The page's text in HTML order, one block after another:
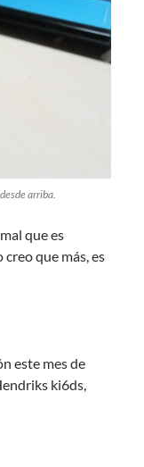
arriba.
que es
que más, es
este mes de
ki6ds,